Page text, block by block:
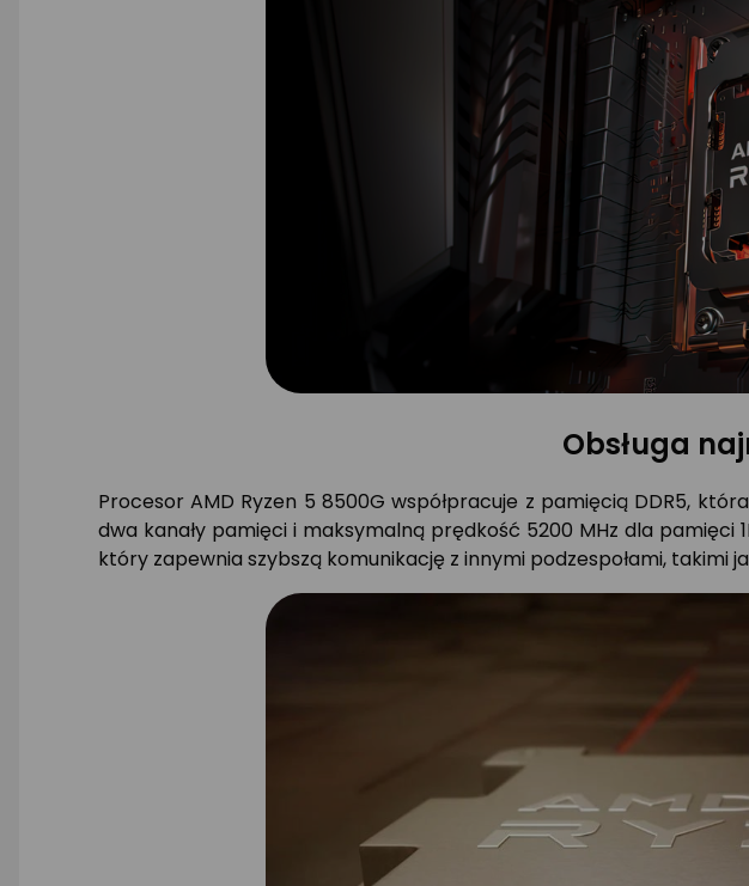
Obsługa
Procesor AMD Ryzen 5 8500G współpracuje z pamięcią DDR5,
dwa kanały pamięci i maksymalną prędkość 5200 MHz dla pamięci
który zapewnia szybszą komunikację z innymi podzespołami, takimi